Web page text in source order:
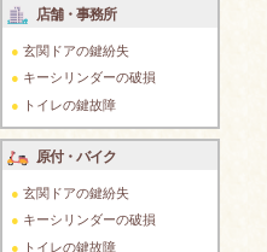
店舗・事務所
玄関ドアの鍵紛失
キーシリンダーの破損
トイレの鍵故障
原付・バイク
玄関ドアの鍵紛失
キーシリンダーの破損
トイレの鍵故障